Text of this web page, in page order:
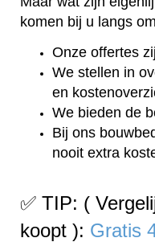
komen bij u langs
Onze offertes
We stellen in
en
We bieden de
Bij ons
nooit extra
✅ TIP: (
koopt ): Gratis